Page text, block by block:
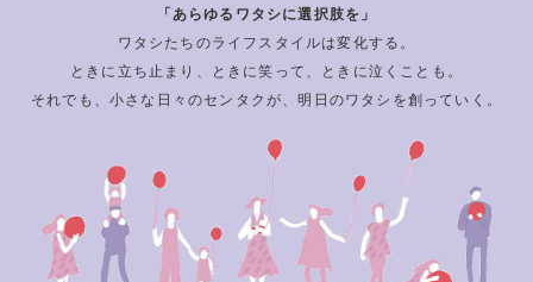
「あらゆるワタシに選択肢を」
ワタシたちのライフスタイルは変化する。
ときに立ち止まり、ときに笑って、ときに泣くことも。
それでも、小さな日々のセンタクが、明日のワタシを創っていく。